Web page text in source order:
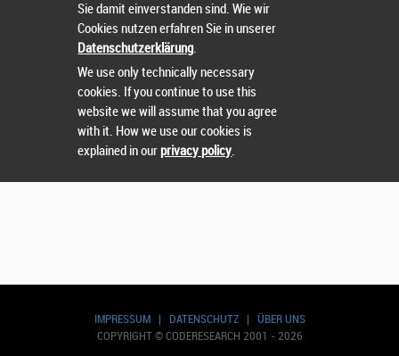
IMPRESSUM| DATENSCHUTZ| ÜBER UNS
COPYRIGHT © CODERESEARCH 2001 - 2026
Weiter ohne Benutzerkonto
Einzelanmeldung
Mannschaftsanmeldung
Sie damit einverstanden sind. Wie wir
Cookies nutzen erfahren Sie in unserer
Datenschutzerklärung.
We use only technically necessary
cookies. If you continue to use this
website we will assume that you agree
with it. How we use our cookies is
explained in ourprivacy policy.